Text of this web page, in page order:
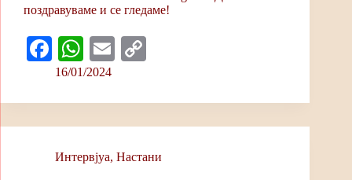
поздравуваме и се гледаме!
Fa
ce
bo
ok
W
ha
ts
A
pp
E
ail y
Li
nk
16/01/2024
Интервјуa, Настани